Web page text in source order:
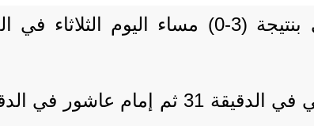
تخطى الأهلي المصري عقبة العين الإماراتي